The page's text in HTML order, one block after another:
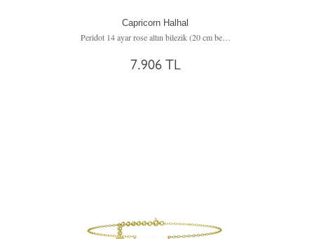
Capricorn Halhal
Peridot 14 ayar rose altın bilezik (20 cm beyaz altın rolo zincir)
7.906 TL